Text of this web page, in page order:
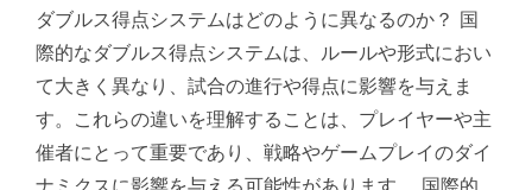
ダブルス得点システムはどのように異なるのか？ 国
際的なダブルス得点システムは、ルールや形式におい
て大きく異なり、試合の進行や得点に影響を与えま
す。これらの違いを理解することは、プレイヤーや主
催者にとって重要であり、戦略やゲームプレイのダイ